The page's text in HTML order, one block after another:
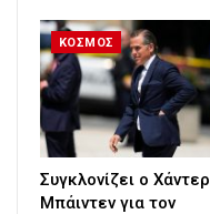
ΚΟΣΜΟΣ
Συγκλονίζει ο Χάντερ
Μπάιντεν για τον